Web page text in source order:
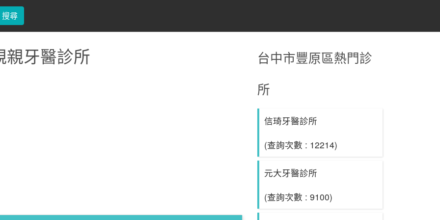
搜尋
親牙醫診所
台中市豐原區熱門診
所
信琦牙醫診所
(查詢次數 : 12214)
元大牙醫診所
(查詢次數 : 9100)